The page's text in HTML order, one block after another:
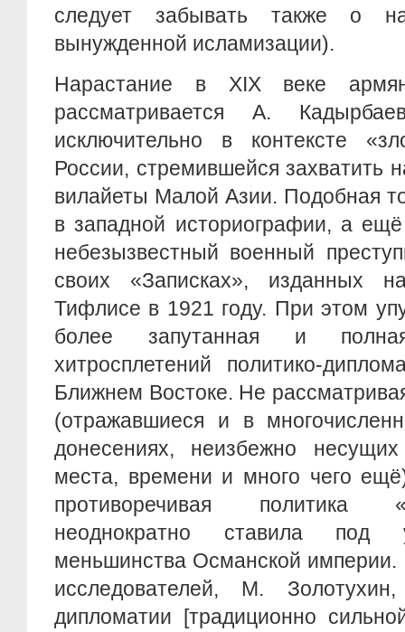
следует забывать также о
вынужденной исламизации).
Нарастание в XIX веке
рассматривается А.
исключительно в контексте
России, стремившейся захватить
вилайеты Малой Азии. Подобная
в западной историографии, а
небезызвестный военный
своих «Записках», изданных
Тифлисе в 1921 году. При этом
более запутанная и
хитросплетений политико-
Ближнем Востоке. Не
(отражавшиеся и в
донесениях, неизбежно
места, времени и много чего
противоречивая политика
неоднократно ставила под
меньшинства Османской империи.
исследователей, М.
дипломатии [традиционно